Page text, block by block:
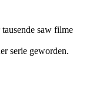
saw filme
serie geworden.